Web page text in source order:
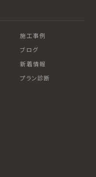
施工事例
ブログ
新着情報
プラン診断